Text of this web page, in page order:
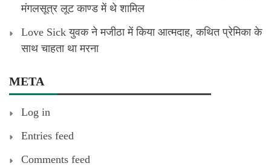
मंगलसूत्र लूट काण्‍ड में थे शामिल
Love Sick युवक ने मजीठा में किया आत्मदाह, कथित प्रेमिका के
साथ चाहता था मरना
META
Log in
Entries feed
Comments feed